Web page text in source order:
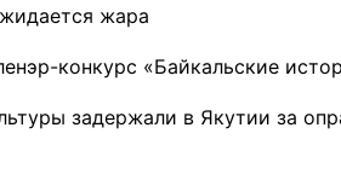
жара
конкурс «Байкальские
задержали в Якутии за